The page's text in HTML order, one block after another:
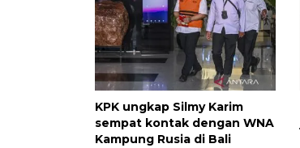
KPK ungkap Silmy Karim
sempat kontak dengan WNA
Kampung Rusia di Bali